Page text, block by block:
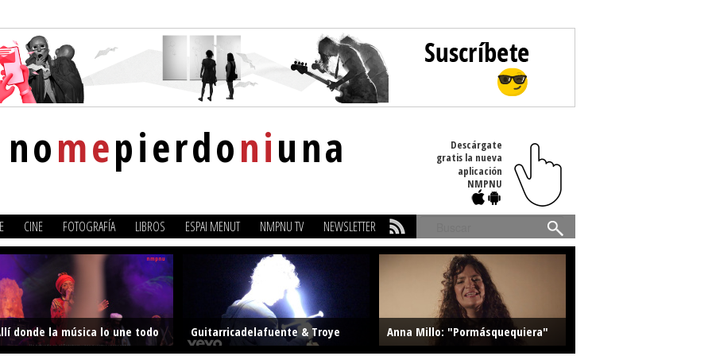
nomepierdoniuna
Descárgate
gratis la nueva
aplicación
NMPNU
CINE FOTOGRAFÍA LIBROS ESPAI MENUT NMPNU TV NEWSLETTER
Buscar
donde la música lo une todo
Guitarricadelafuente & Troye
Anna Millo: "Pormásquequiera"